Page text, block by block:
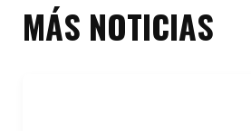
MÁS NOTICIAS